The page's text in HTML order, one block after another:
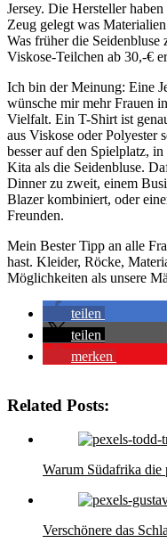
Jersey. Die Hersteller
Zeug gelegt was
Was früher die Seidenbluse
Viskose-Teilchen ab 30,-€
Ich bin der Meinung: Eine
wünsche mir mehr Frauen
Vielfalt. Ein T-Shirt ist
aus Viskose oder Polyester
besser auf den Spielplatz,
Kita als die Seidenbluse.
Dinner zu zweit, einem
Blazer kombiniert, oder
Freunden.
Mein Bester Tipp an alle
hast. Kleider, Röcke,
Möglichkeiten als unsere
teilen
teilen
merken
Related Posts:
Warum Südafrika die
Verschönere das